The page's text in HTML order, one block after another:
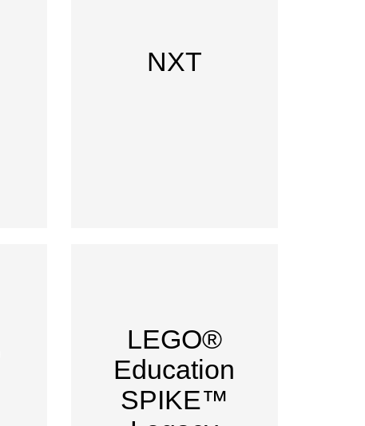
NXT
LEGO®
Education
SPIKE™